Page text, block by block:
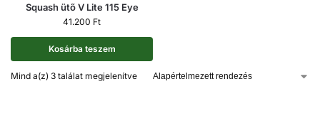
Squash ütő V Lite 115 Eye
41.200 Ft
Kosárba teszem
Mind a(z) 3 találat megjelenítve